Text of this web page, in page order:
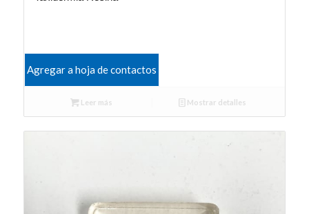
Agregar a hoja de contactos
Leer más Mostrar detalles